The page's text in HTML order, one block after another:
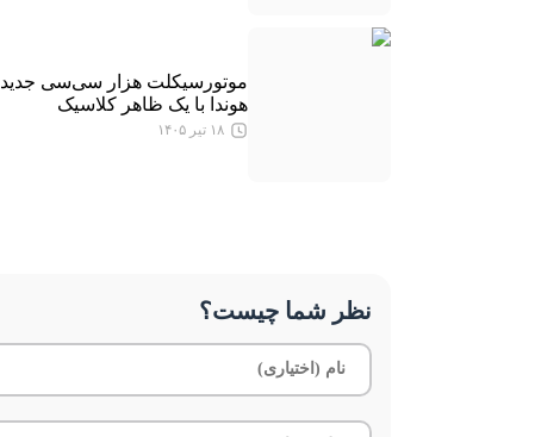
موتورسیکلت هزار سی‌سی جدید
هوندا با یک ظاهر کلاسیک
۱۸ تیر ۱۴۰۵
نظر شما چیست؟